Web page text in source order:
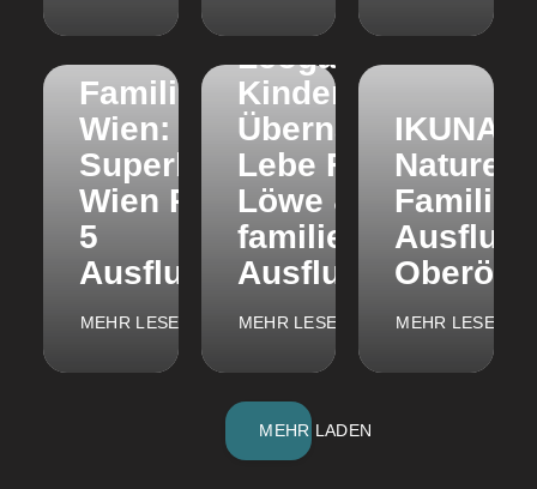
Familienhotel
Wien:
Superbude
Wien Prater &
5
Ausflugstipps
MEHR LESEN
Familienurlaub in
Leogang mit
Kindern:
Übernachten im
Lebe Frei Hotel
Löwe & 4
Ausflugstipps
MEHR LESEN
IKUNA
MEHR LESEN
MEHR LADEN